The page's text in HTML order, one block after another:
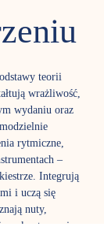
teorii
wrażliwość,
wydaniu oraz
rytmiczne,
–
Integrują
i uczą się
nuty,
są kontynuacją